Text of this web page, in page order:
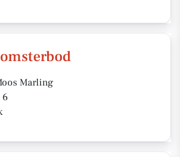
Marling
6